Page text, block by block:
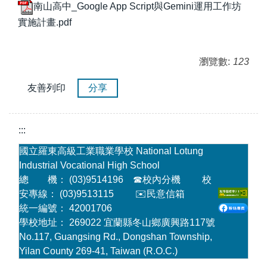
南山高中_Google App Script與Gemini運用工作坊
實施計畫.pdf
瀏覽數: 123
友善列印 分享
:::
國立羅東高級工業職業學校 National Lotung
Industrial Vocational High School
總 機： (03)9514196 ☎校內分機
校
安專線： (03)9513115 ✉️民意信箱
統一編號： 42001706
學校地址： 269022 宜蘭縣冬山鄉廣興路117號
No.117, Guangsing Rd., Dongshan Township,
Yilan County 269-41, Taiwan (R.O.C.)